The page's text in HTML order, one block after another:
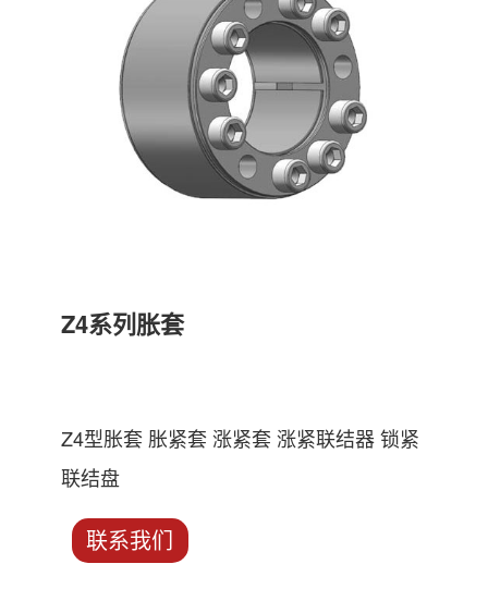
Z4系列胀套
Z4型胀套 胀紧套 涨紧套 涨紧联结器 锁紧
联结盘
联系我们